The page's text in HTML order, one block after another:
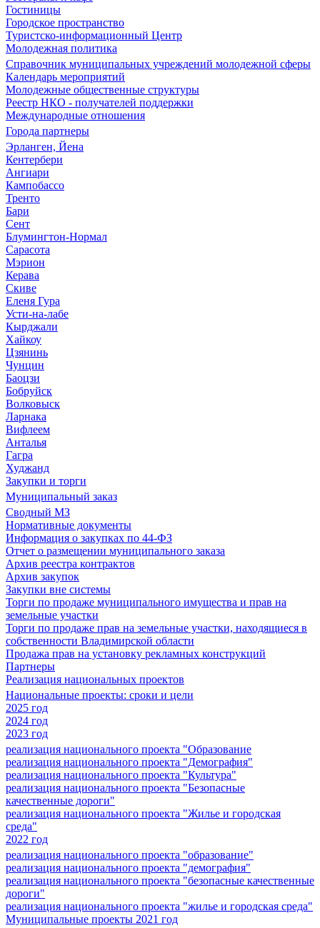
Гостиницы
Городское пространство
Туристско-информационный Центр
Молодежная политика
Справочник муниципальных учреждений молодежной сферы
Календарь мероприятий
Молодежные общественные структуры
Реестр НКО - получателей поддержки
Международные отношения
Города партнеры
Эрланген, Йена
Кентербери
Ангиари
Кампобассо
Тренто
Бари
Сент
Блумингтон-Нормал
Сарасота
Мэрион
Керава
Скиве
Еленя Гура
Усти-на-лабе
Кырджали
Хайкоу
Цзянинь
Чунцин
Баоцзи
Бобруйск
Волковыск
Ларнака
Вифлеем
Анталья
Гагра
Худжанд
Закупки и торги
Муниципальный заказ
Сводный МЗ
Нормативные документы
Информация о закупках по 44-ФЗ
Отчет о размещении муниципального заказа
Архив реестра контрактов
Архив закупок
Закупки вне системы
Торги по продаже муниципального имущества и прав на
земельные участки
Торги по продаже прав на земельные участки, находящиеся в
собственности Владимирской области
Продажа прав на установку рекламных конструкций
Партнеры
Реализация национальных проектов
Национальные проекты: сроки и цели
2025 год
2024 год
2023 год
реализация национального проекта "Образование
реализация национального проекта "Демография"
реализация национального проекта "Культура"
реализация национального проекта "Безопасные
качественные дороги"
реализация национального проекта "Жилье и городская
среда"
2022 год
реализация национального проекта "образование"
реализация национального проекта "демография"
реализация национального проекта "безопасные качественные
дороги"
реализация национального проекта "жилье и городская среда"
Муниципальные проекты 2021 год